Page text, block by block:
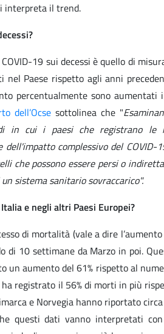
interpreta il trend.
19 sui decessi è quello di
Paese rispetto agli anni
percentualmente sono
dell’Ocse sottolinea che "
in cui i paesi che registrano le
dell'impatto complessivo del
che possono essere persi o
sistema sanitario sovraccarico".
e negli altri Paesi Europei?
di mortalità (vale a dire
di 10 settimane da Marzo in poi.
aumento del 61% rispetto al
registrato il 56% di morti in più
e Norvegia hanno riportato
questi dati vanno interpretati